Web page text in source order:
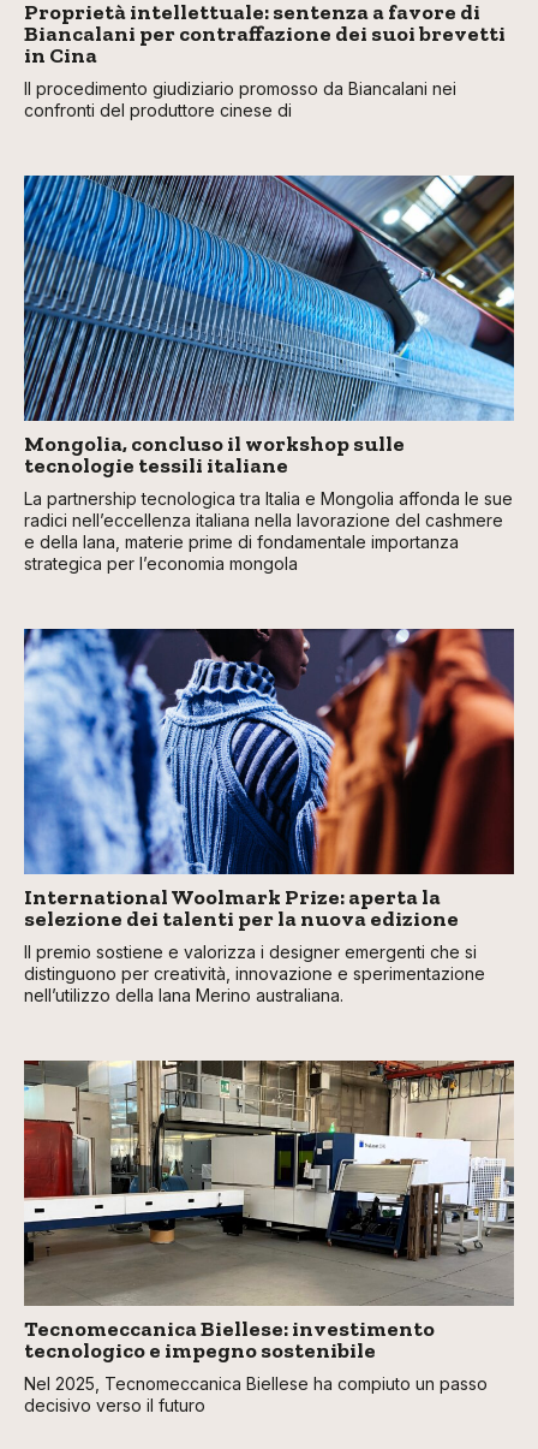
Proprietà intellettuale: sentenza a favore di
Biancalani per contraffazione dei suoi brevetti
in Cina
Il procedimento giudiziario promosso da Biancalani nei
confronti del produttore cinese di
Mongolia, concluso il workshop sulle
tecnologie tessili italiane
La partnership tecnologica tra Italia e Mongolia affonda le sue
radici nell’eccellenza italiana nella lavorazione del cashmere
e della lana, materie prime di fondamentale importanza
strategica per l’economia mongola
International Woolmark Prize: aperta la
selezione dei talenti per la nuova edizione
Il premio sostiene e valorizza i designer emergenti che si
distinguono per creatività, innovazione e sperimentazione
nell’utilizzo della lana Merino australiana.
Tecnomeccanica Biellese: investimento
tecnologico e impegno sostenibile
Nel 2025, Tecnomeccanica Biellese ha compiuto un passo
decisivo verso il futuro